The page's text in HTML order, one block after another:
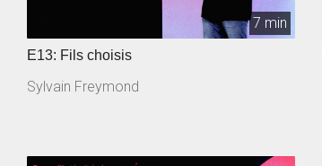
7 min
E13: Fils choisis
Sylvain Freymond